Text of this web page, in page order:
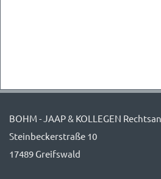
BOHM - JAAP & KOLLEGEN
Steinbeckerstraße 10
17489 Greifswald